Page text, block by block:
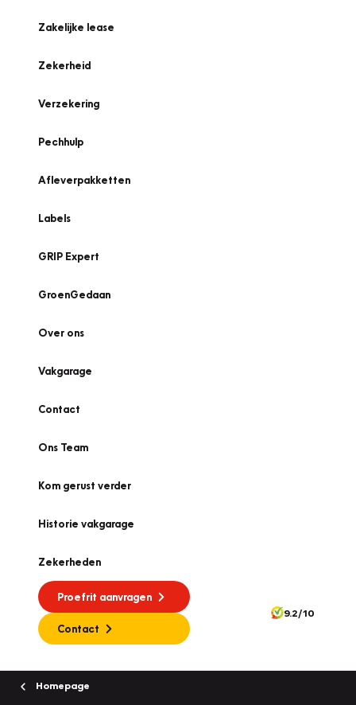
Zakelijke lease
Zekerheid
Verzekering
Pechhulp
Afleverpakketten
Labels
GRIP Expert
GroenGedaan
Over ons
Vakgarage
Contact
Ons Team
Kom gerust verder
Historie vakgarage
Zekerheden
Proefrit aanvragen
Contact
9.2/10
Homepage